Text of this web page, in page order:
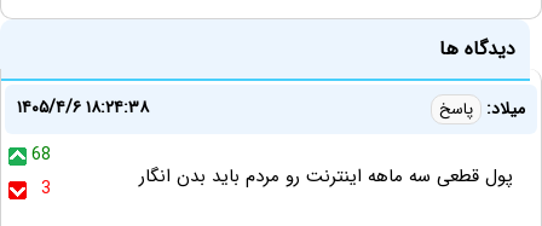
دیدگاه ها
میلاد: پاسخ
۱۴۰۵/۴/۶ ۱۸:۲۴:۳۸
68
3
پول قطعی سه ماهه اینترنت رو مردم باید بدن انگار